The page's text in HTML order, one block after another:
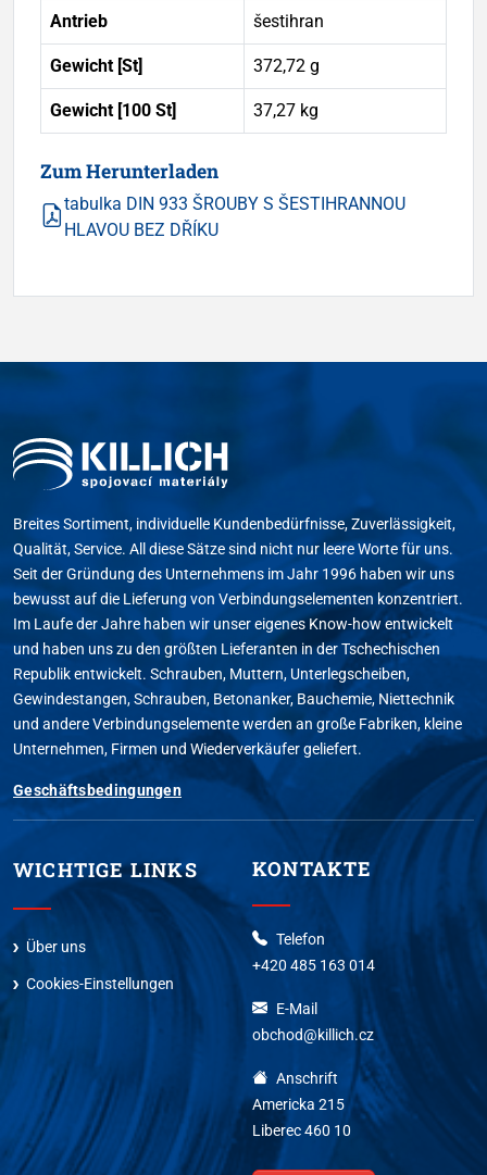
Antrieb šestihran
Gewicht [St] 372,72 g
Gewicht [100 St] 37,27 kg
Zum Herunterladen
tabulka DIN 933 ŠROUBY S ŠESTIHRANNOU
HLAVOU BEZ DŘÍKU
Breites Sortiment, individuelle Kundenbedürfnisse, Zuverlässigkeit,
Qualität, Service. All diese Sätze sind nicht nur leere Worte für uns.
Seit der Gründung des Unternehmens im Jahr 1996 haben wir uns
bewusst auf die Lieferung von Verbindungselementen konzentriert.
Im Laufe der Jahre haben wir unser eigenes Know-how entwickelt
und haben uns zu den größten Lieferanten in der Tschechischen
Republik entwickelt. Schrauben, Muttern, Unterlegscheiben,
Gewindestangen, Schrauben, Betonanker, Bauchemie, Niettechnik
und andere Verbindungselemente werden an große Fabriken, kleine
Unternehmen, Firmen und Wiederverkäufer geliefert.
Geschäftsbedingungen
WICHTIGE LINKS
Über uns
Cookies-Einstellungen
KONTAKTE
Telefon
+420 485 163 014
E-Mail
obchod@killich.cz
Anschrift
Americka 215
Liberec 460 10